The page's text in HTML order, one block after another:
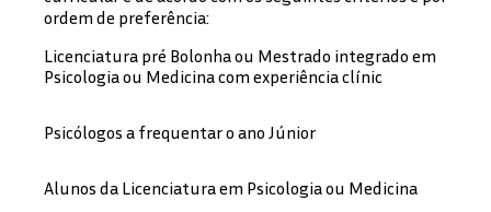
ordem de preferência:
Licenciatura pré Bolonha ou Mestrado integrado em
Psicologia ou Medicina com experiência clínic
Psicólogos a frequentar o ano Júnior
Alunos da Licenciatura em Psicologia ou Medicina